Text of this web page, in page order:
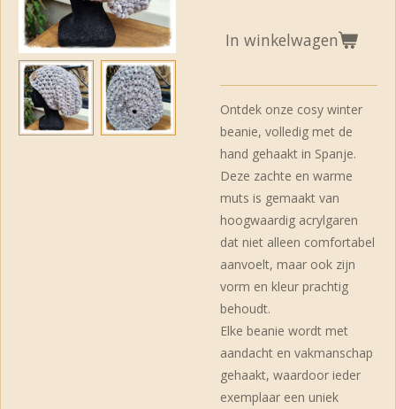
In winkelwagen
Ontdek onze cosy winter
beanie, volledig met de
hand gehaakt in Spanje.
Deze zachte en warme
muts is gemaakt van
hoogwaardig acrylgaren
dat niet alleen comfortabel
aanvoelt, maar ook zijn
vorm en kleur prachtig
behoudt.
Elke beanie wordt met
aandacht en vakmanschap
gehaakt, waardoor ieder
exemplaar een uniek